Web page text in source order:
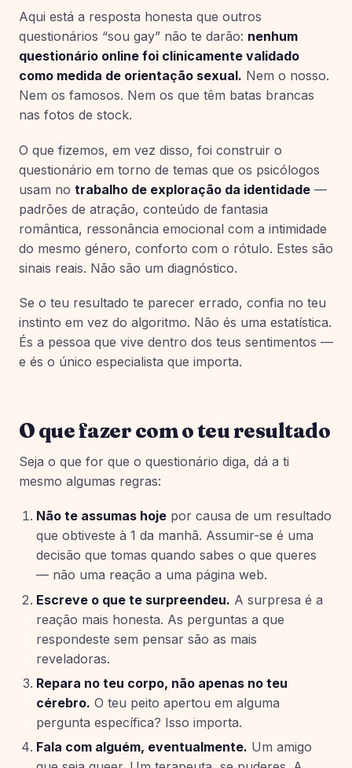
Aqui está a resposta honesta que outros
questionários “sou gay” não te darão: nenhum
questionário online foi clinicamente validado
como medida de orientação sexual. Nem o nosso.
Nem os famosos. Nem os que têm batas brancas
nas fotos de stock.
O que fizemos, em vez disso, foi construir o
questionário em torno de temas que os psicólogos
usam no trabalho de exploração da identidade —
padrões de atração, conteúdo de fantasia
romântica, ressonância emocional com a intimidade
do mesmo género, conforto com o rótulo. Estes são
sinais reais. Não são um diagnóstico.
Se o teu resultado te parecer errado, confia no teu
instinto em vez do algoritmo. Não és uma estatística.
És a pessoa que vive dentro dos teus sentimentos —
e és o único especialista que importa.
O que fazer com o teu resultado
Seja o que for que o questionário diga, dá a ti
mesmo algumas regras:
Não te assumas hoje por causa de um resultado
que obtiveste à 1 da manhã. Assumir-se é uma
decisão que tomas quando sabes o que queres
— não uma reação a uma página web.
Escreve o que te surpreendeu. A surpresa é a
reação mais honesta. As perguntas a que
respondeste sem pensar são as mais
reveladoras.
Repara no teu corpo, não apenas no teu
cérebro. O teu peito apertou em alguma
pergunta específica? Isso importa.
Fala com alguém, eventualmente. Um amigo